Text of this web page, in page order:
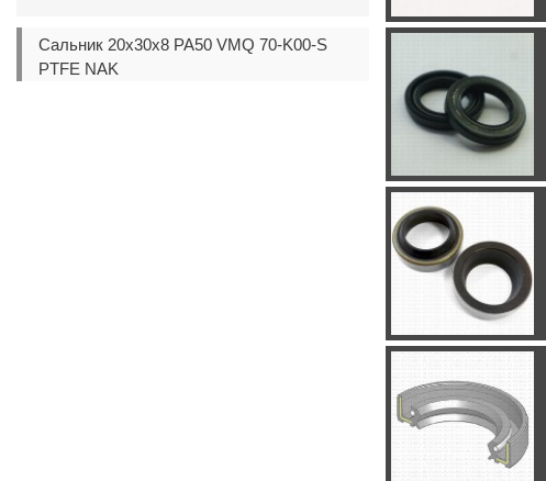
Сальник 20x30x8 PA50 VMQ 70-K00-S
PTFE NAK